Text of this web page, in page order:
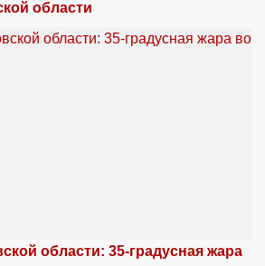
области
области: 35-градусная жара